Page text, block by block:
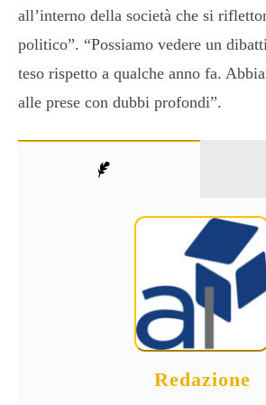
all’interno della società che si
politico”. “Possiamo vedere un
teso rispetto a qualche anno fa.
alle prese con dubbi profondi”.
Redazione